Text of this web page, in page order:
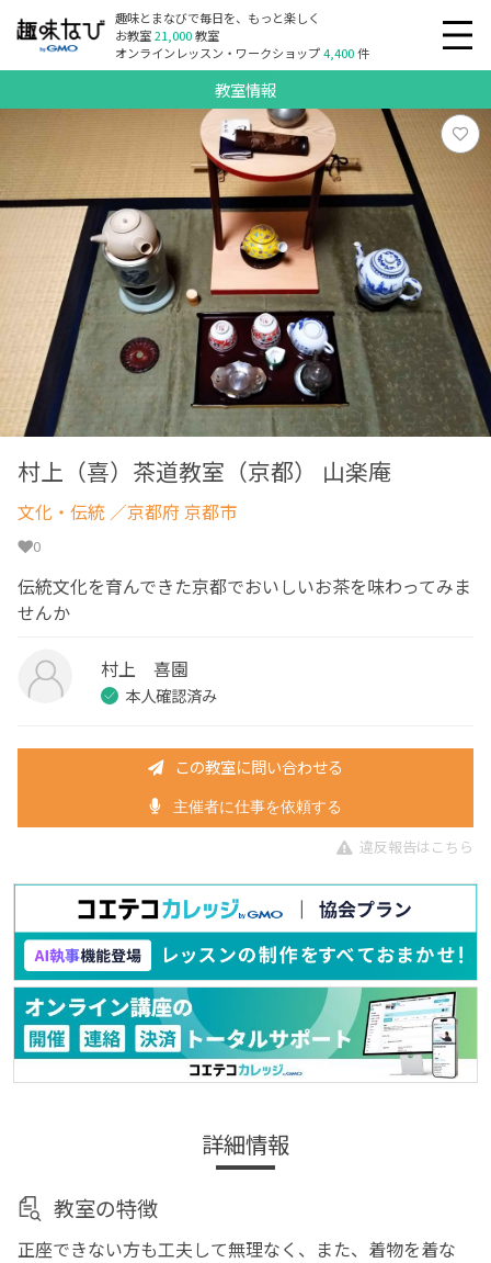
趣味とまなびで毎日を、もっと楽しく
お教室21,000教室
オンラインレッスン・ワークショップ4,400件
教室情報
村上（喜）茶道教室（京都） 山楽庵
文化・伝統 ／京都府 京都市
0
伝統文化を育んできた京都でおいしいお茶を味わってみま
せんか
村上 喜園
本人確認済み
この教室に問い合わせる
主催者に仕事を依頼する
違反報告はこちら
詳細情報
教室の特徴
正座できない方も工夫して無理なく、また、着物を着な